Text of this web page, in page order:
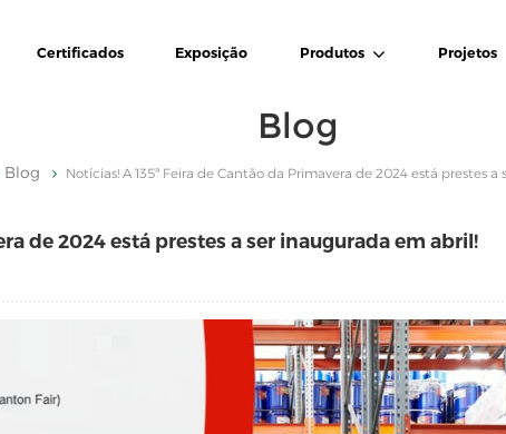
Certificados Exposição Produtos Projetos
Blog
Blog Notícias! A 135ª Feira de Cantão da Primavera de 2024 está prestes
de 2024 está prestes a ser inaugurada em abril!